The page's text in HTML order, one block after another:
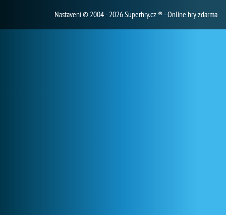
Nastavení© 2004 - 2026 Superhry.cz ® - Online hry zdarma